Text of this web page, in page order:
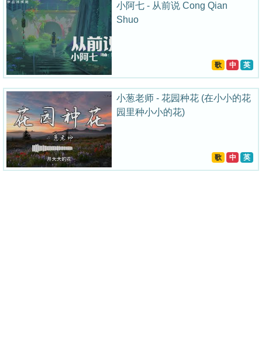
小阿七 - 从前说 Cong Qian
Shuo
歌 中 英
小葱老师 - 花园种花 (在小小的花
园里种小小的花)
歌 中 英